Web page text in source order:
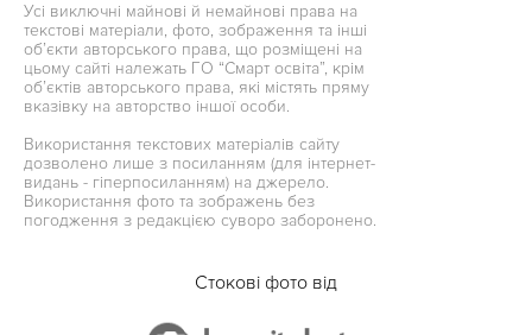
Усі виключні майнові й немайнові права на
текстові матеріали, фото, зображення та інші
об’єкти авторського права, що розміщені на
цьому сайті належать ГО “Смарт освіта”, крім
об’єктів авторського права, які містять пряму
вказівку на авторство іншої особи.
Використання текстових матеріалів сайту
дозволено лише з посиланням (для інтернет-
видань - гіперпосиланням) на джерело.
Використання фото та зображень без
погодження з редакцією суворо заборонено.
Стокові фото від